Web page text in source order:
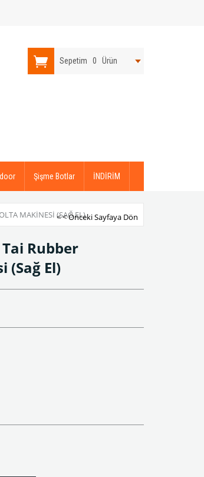
Sepetim 0 Ürün
Şişme Botlar İNDİRİM
MAKINESI (SAĞ EL)< < Önceki Sayfaya Dön
Rubber
(Sağ El)